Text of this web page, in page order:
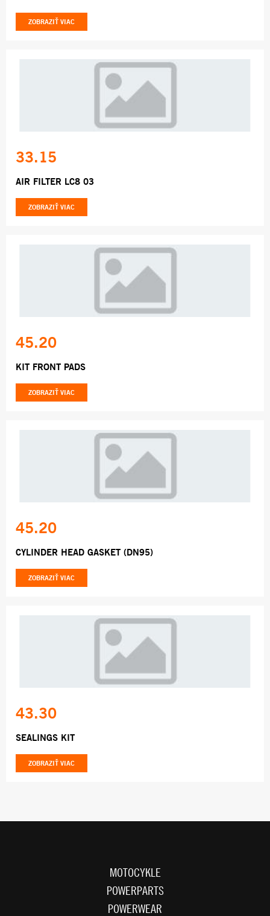
ZOBRAZIŤ VIAC
33.15
AIR FILTER LC8 03
ZOBRAZIŤ VIAC
45.20
KIT FRONT PADS
ZOBRAZIŤ VIAC
45.20
CYLINDER HEAD GASKET (DN95)
ZOBRAZIŤ VIAC
43.30
SEALINGS KIT
ZOBRAZIŤ VIAC
MOTOCYKLE
POWERPARTS
POWERWEAR